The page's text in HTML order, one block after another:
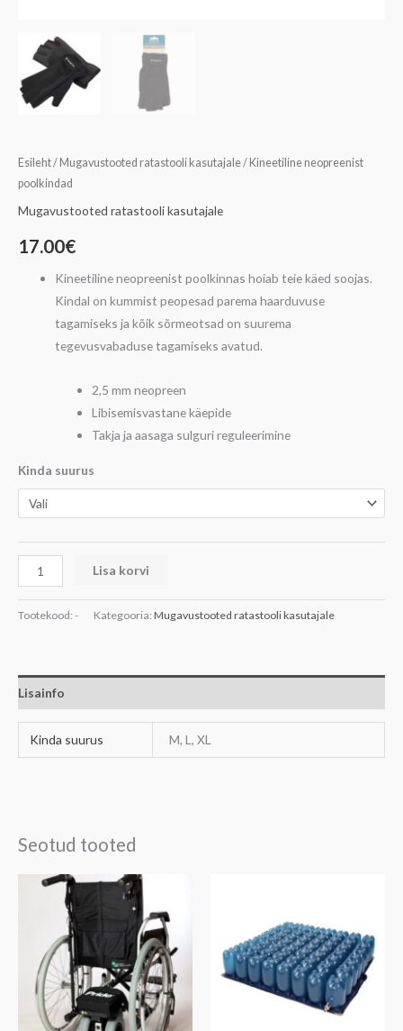
Esileht/ Mugavustooted ratastooli kasutajale/ Kineetiline neopreenist
poolkindad
Mugavustooted ratastooli kasutajale
17.00€
Kineetiline neopreenist poolkinnas hoiab teie käed soojas.
Kindal on kummist peopesad parema haarduvuse
tagamiseks ja kõik sõrmeotsad on suurema
tegevusvabaduse tagamiseks avatud.
2,5 mm neopreen
Libisemisvastane käepide
Takja ja aasaga sulguri reguleerimine
Kinda suurus
Lisa korvi
Tootekood: - Kategooria: Mugavustooted ratastooli kasutajale
Lisainfo
Kinda suurus M, L, XL
Seotud tooted